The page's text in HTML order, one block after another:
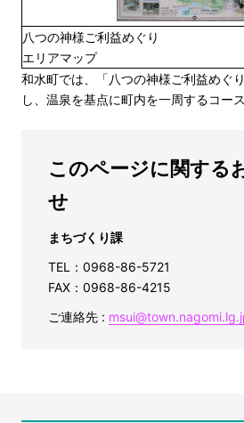
八つの神様ご利益めぐり
エリアマップ
和水町では、「八つの神様ご利益めぐ
し、温泉を基点に町内を一周するコー
このページに関する
せ
まちづくり課
TEL：0968-86-5721
FAX：0968-86-4215
ご連絡先 :